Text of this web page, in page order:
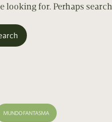
Digital
looking for. Perhaps